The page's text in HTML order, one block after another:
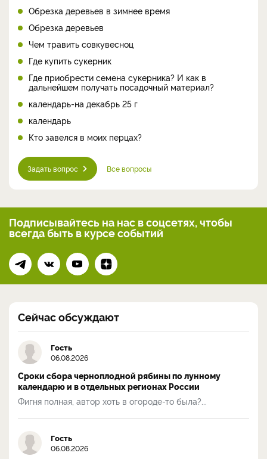
Обрезка деревьев в зимнее время
Обрезка деревьев
Чем травить совкувесноц
Где купить сукерник
Где приобрести семена сукерника? И как в
дальнейшем получать посадочный материал?
календарь-на декабрь 25 г
календарь
Кто завелся в моих перцах?
Задать вопрос Все вопросы
Подписывайтесь на нас в соцсетях, чтобы
всегдабыть в курсе событий
Сейчас обсуждают
Гость
06.08.2026
Сроки сбора черноплодной рябины по лунному
календарю и в отдельных регионах России
Фигня полная, автор хоть в огороде-то была?...
Гость
06.08.2026